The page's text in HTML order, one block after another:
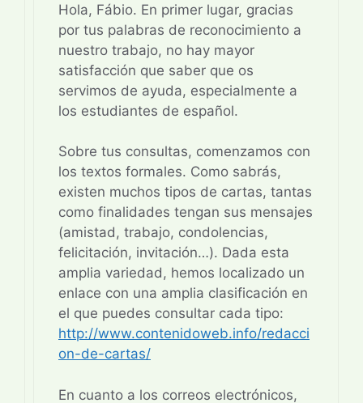
Hola, Fábio. En primer lugar, gracias
por tus palabras de reconocimiento a
nuestro trabajo, no hay mayor
satisfacción que saber que os
servimos de ayuda, especialmente a
los estudiantes de español.
Sobre tus consultas, comenzamos con
los textos formales. Como sabrás,
existen muchos tipos de cartas, tantas
como finalidades tengan sus mensajes
(amistad, trabajo, condolencias,
felicitación, invitación…). Dada esta
amplia variedad, hemos localizado un
enlace con una amplia clasificación en
el que puedes consultar cada tipo:
http://www.contenidoweb.info/redacci
on-de-cartas/
En cuanto a los correos electrónicos,